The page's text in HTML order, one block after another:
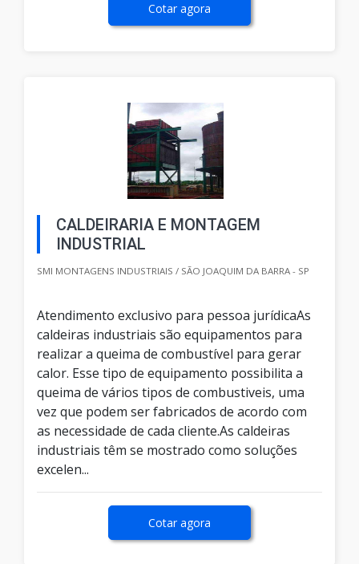
Cotar agora
CALDEIRARIA E MONTAGEM
INDUSTRIAL
SMI MONTAGENS INDUSTRIAIS / SÃO JOAQUIM DA BARRA - SP
Atendimento exclusivo para pessoa jurídicaAs
caldeiras industriais são equipamentos para
realizar a queima de combustível para gerar
calor. Esse tipo de equipamento possibilita a
queima de vários tipos de combustiveis, uma
vez que podem ser fabricados de acordo com
as necessidade de cada cliente.As caldeiras
industriais têm se mostrado como soluções
excelen...
Cotar agora